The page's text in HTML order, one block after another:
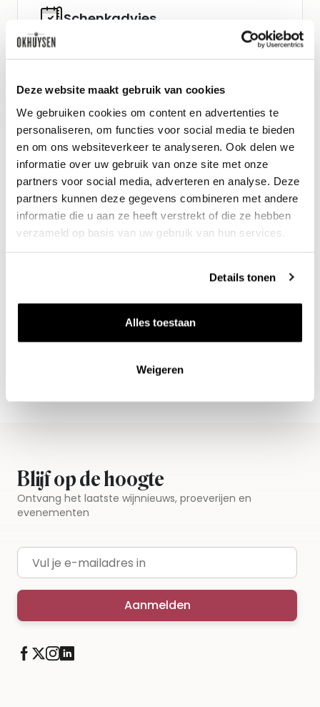
Deze website maakt gebruik van cookies
We gebruiken cookies om content en advertenties te
personaliseren, om functies voor social media te bieden
en om ons websiteverkeer te analyseren. Ook delen we
informatie over uw gebruik van onze site met onze
partners voor social media, adverteren en analyse. Deze
partners kunnen deze gegevens combineren met andere
informatie die u aan ze heeft verstrekt of die ze hebben
verzameld op basis van uw gebruik van hun services.
Details tonen
Alles toestaan
Weigeren
Schenkadvies
Wijn-spijs advies
Risotto met kastanjes en pompoen
Alle wijnen direct van de wijnboer
Vandaag voor 12.00 uur besteld, morgen in huis
Gratis thuisbezorgd vanaf €115,00
Blijf op de hoogte
Ontvang het laatste wijnnieuws, proeverijen en
evenementen
E-mailadres
Aanmelden